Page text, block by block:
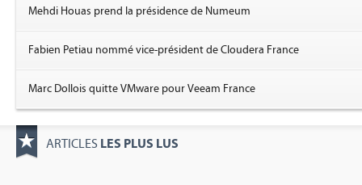
Mehdi Houas prend la présidence de Numeum
Fabien Petiau nommé vice-président de Cloudera France
Marc Dollois quitte VMware pour Veeam France
ARTICLES LES PLUS LUS